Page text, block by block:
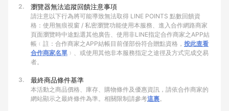
2. 瀏覽器無法追蹤回饋注意事項
請注意以下行為將可能導致無法取得 LINE POINTS 點數回饋資
格：使用無痕視窗 / 私密瀏覽功能使用本服務、進入合作網路商家
頁面瀏覽時中途點選其他廣告、使用非LINE指定合作商家之APP結
帳﹙註：合作商家之APP結帳目前僅部份符合贈點資格， 按此查看
合作商家名單 ﹚、或使用其他非本服務指定之途徑及方式完成交易
者。
3. 最終商品條件基準
本活動之商品價格、庫存、購物條件及優惠資訊，請依合作商家的
網站顯示之最終條件為準。相關限制請參考這裏。